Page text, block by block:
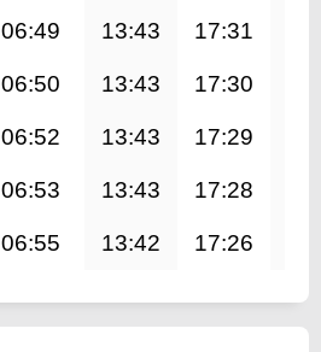
06:49 13:43 17:31
06:50 13:43 17:30
06:52 13:43 17:29
06:53 13:43 17:28
06:55 13:42 17:26